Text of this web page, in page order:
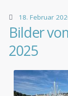
18. Februar
Bilder
2025